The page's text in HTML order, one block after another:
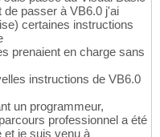
de passer à VB6.0 j'ai
certaines instructions
prenaient en charge sans
instructions de VB6.0
un programmeur,
professionnel a été
et je suis venu à